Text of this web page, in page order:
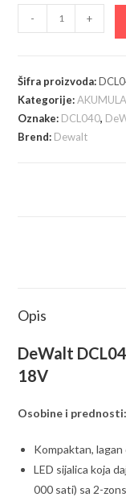
aku
18V,
DCL040
količina
- +
Šifra proizvoda:
Kategorije:
Oznake: DCL040,
Brend: Dewalt
Opis
DeWalt
18V
Osobine i prednosti:
Kompaktan,
LED sijalica koja
000 sati) sa 2-